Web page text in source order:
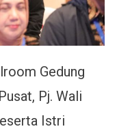
(PAKU
Integritas)
Oleh
Gedung
Pj. Wali
Istri